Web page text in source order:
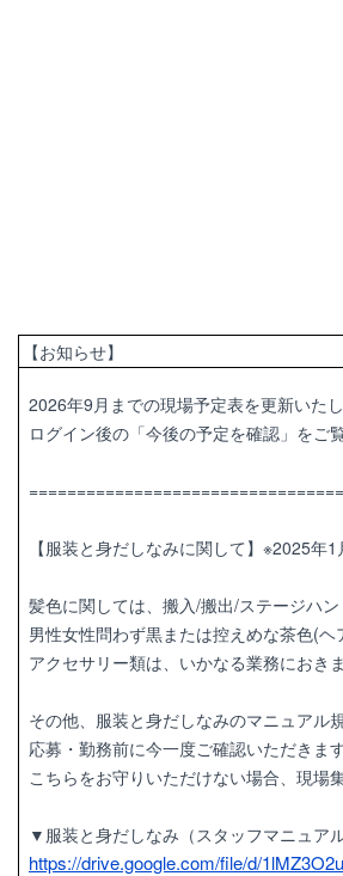
【お知らせ】
2026年9月までの現場予定表を更新いた
ログイン後の「今後の予定を確認」を
【服装と身だしなみに関して】※2025年
髪色に関しては、搬入/搬出/ステージハ
男性女性問わず黒または控えめな茶色(
アクセサリー類は、いかなる業務におき
その他、服装と身だしなみのマニュアル
応募・勤務前に今一度ご確認いただきま
こちらをお守りいただけない場合、現場
▼服装と身だしなみ（スタッフマニュア
https://drive.google.com/file/d/